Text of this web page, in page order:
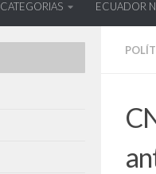
CATEGORIAS ECUADOR